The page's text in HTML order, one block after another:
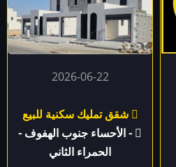
2026-06-22
شقق تمليك سكنية للبيع
- الأحساء جنوب الهفوف -
الحمراء الثاني